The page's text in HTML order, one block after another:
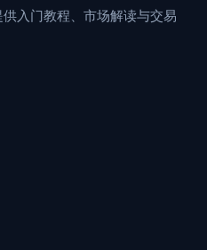
入门教程、市场解读与交易